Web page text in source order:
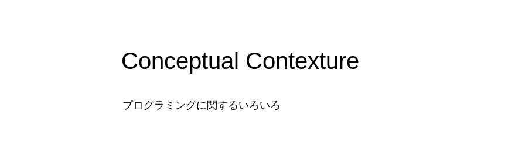
Conceptual Contexture
プログラミングに関するいろいろ